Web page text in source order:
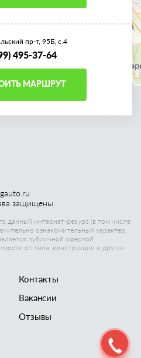
пр-т, 95Б, с.4
495-37-64
МАРШРУТ
защищены.
данный интернет-ресурс (в том числе
ознакомительный характер,
публичной офертой.
от типа, конструкции и других
Контакты
Вакансии
Отзывы